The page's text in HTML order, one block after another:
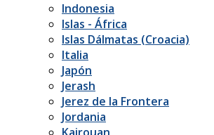
Indonesia
Islas - África
Islas Dálmatas (Croacia)
Italia
Japón
Jerash
Jerez de la Frontera
Jordania
Kairouan